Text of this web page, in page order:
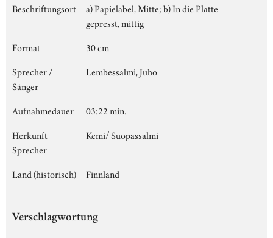
Beschriftungsort
a) Papielabel, Mitte; b) In die Platte
gepresst, mittig
Format
30 cm
Sprecher /
Sänger
Lembessalmi, Juho
Aufnahmedauer
03:22 min.
Herkunft
Sprecher
Kemi/ Suopassalmi
Land (historisch) Finnland
Verschlagwortung